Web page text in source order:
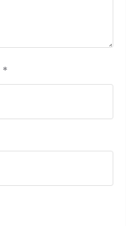
*